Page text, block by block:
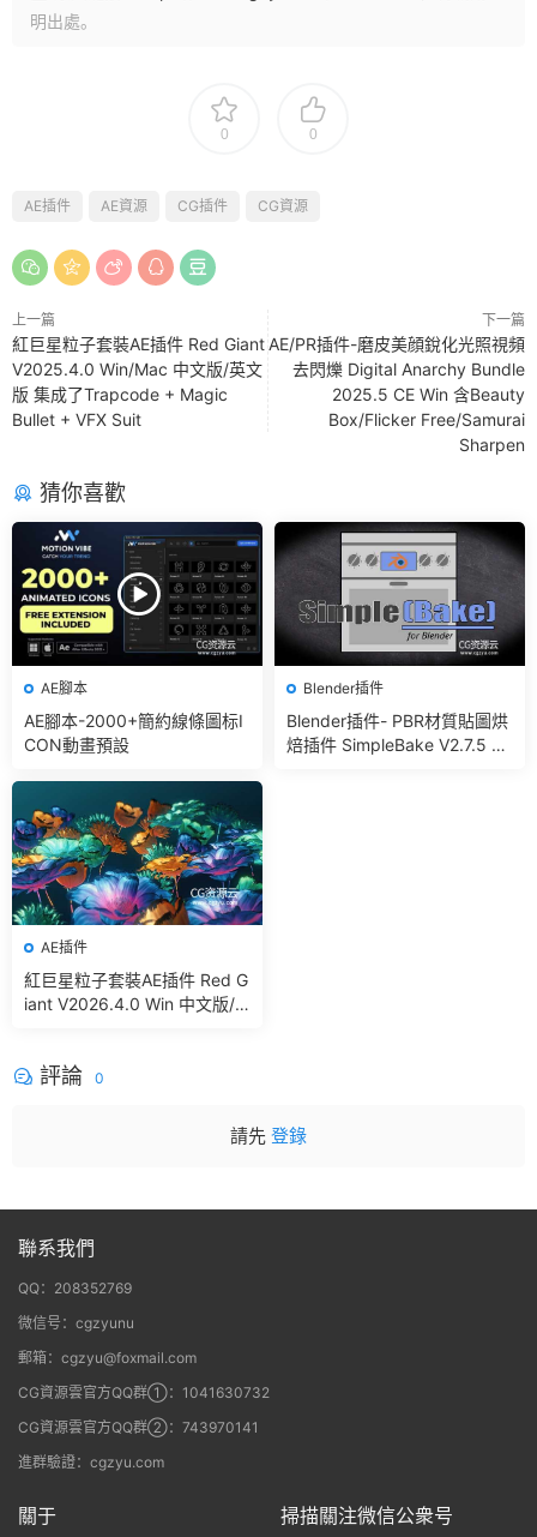
明出處。
0 0
AE插件 AE資源 CG插件 CG資源
上一篇
紅巨星粒子套裝AE插件 Red Giant
V2025.4.0 Win/Mac 中文版/英文
版 集成了Trapcode + Magic
Bullet + VFX Suit
下一篇
AE/PR插件-磨皮美顔銳化光照視頻
去閃爍 Digital Anarchy Bundle
2025.5 CE Win 含Beauty
Box/Flicker Free/Samurai
Sharpen
猜你喜歡
AE腳本
AE腳本-2000+簡約線條圖标I
CON動畫預設
Blender插件
Blender插件- PBR材質貼圖烘
焙插件 SimpleBake V2.7.5 –
AE插件
紅巨星粒子套裝AE插件 Red G
iant V2026.4.0 Win 中文版/
評論 0
請先 登錄
聯系我們
QQ：208352769
微信号：cgzyunu
郵箱：cgzyu@foxmail.com
CG資源雲官方QQ群①：1041630732
CG資源雲官方QQ群②：743970141
進群驗證：cgzyu.com
關于 掃描關注微信公衆号